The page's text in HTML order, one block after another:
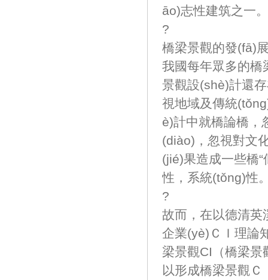
āo)志性建筑之一。
?
橋梁景觀的發(fā)展
我國每年眾多的橋
景觀設(shè)計還存
視地域及傳統
è)計中就橋論橋
(diào)，忽視對文
(jié)果造成一些橋“似
性，系統(tǒng)性
?
故而，在以德清
企業(yè)ＣＩ理論
梁景觀CI（橋梁景
以形成橋梁景觀Ｃ